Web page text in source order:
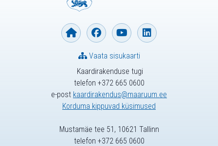
Kaardirakenduse tugi
telefon +372 665 0600
e-post kaardirakendus@maaruum.ee
Korduma kippuvad küsimused
Vaata sisukaarti
Mustamäe tee 51, 10621 Tallinn
telefon +372 665 0600